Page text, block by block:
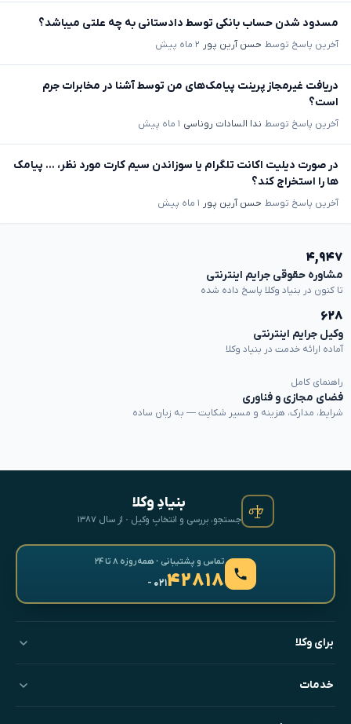
مسدود شدن حساب بانکی توسط دادستانی به چه علتی میباشد؟
آخرین پاسخ توسط حسن آرین پور ۲ ماه پیش
دریافت غیرمجاز پرینت پیامک‌های من توسط آشنا در مخابرات جرم
است؟
آخرین پاسخ توسط ندا السادات روناسی ۱ ماه پیش
در صورت دیلیت اکانت تلگرام یا سوزاندن سیم کارت مورد نظر، ... پیامک
ها را استخراج کند؟
آخرین پاسخ توسط حسن آرین پور ۱ ماه پیش
۴,۹۴۷
مشاوره حقوقی جرایم اینترنتی
تا کنون در بنیاد وکلا پاسخ داده شده
۶۲۸
وکیل جرایم اینترنتی
آماده ارائه خدمت در بنیاد وکلا
راهنمای کامل
فضای مجازی و فناوری
شرایط، مدارک، هزینه و مسیر شکایت — به زبان ساده
بنیادِ وکلا
جستجو، بررسی و انتخابِ وکیل · از سال ۱۳۸۷
تماس و پشتیبانی · همه‌روزه ۸ تا ۲۴
۴۲۸۱۸- ۰۲۱
برای وکلا
خدمات